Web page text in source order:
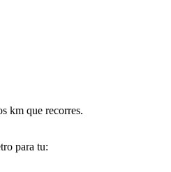
km que recorres.
para tu: